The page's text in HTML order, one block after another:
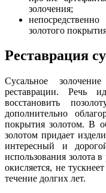
золочения;
золотого
Реставрация
Сусальное
реставрации. Речь
восстановить
дополнительно
покрытия золотом. В
золотом придает
интересный и
использования золота
окисляется, не
течение долгих лет.